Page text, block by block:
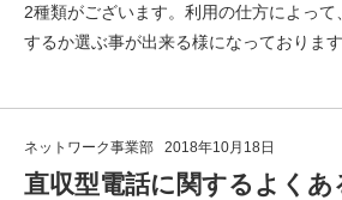
2種類がございます。利用の仕方によって
するか選ぶ事が出来る様になっておりま
ネットワーク事業部 2018年10月18日
直収型電話に関するよくあ